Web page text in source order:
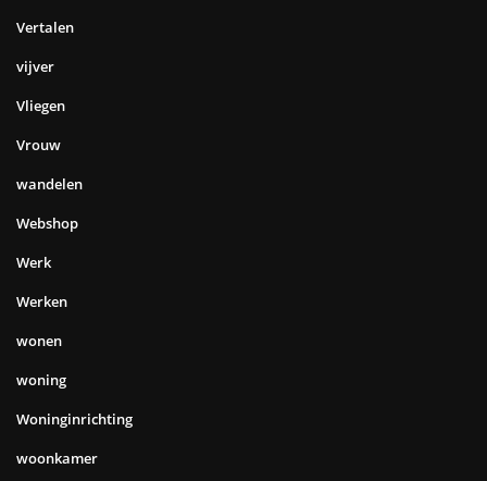
Vertalen
vijver
Vliegen
Vrouw
wandelen
Webshop
Werk
Werken
wonen
woning
Woninginrichting
woonkamer